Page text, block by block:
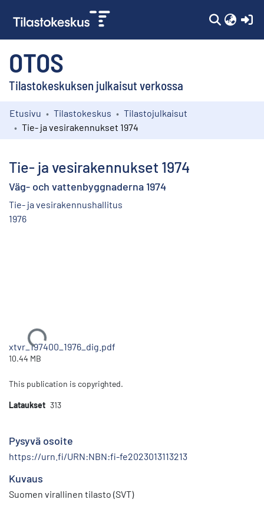
OTOS
Tilastokeskuksen julkaisut verkossa
Kokoelmat
Etusivu Tilastokeskus
Tilastojulkaisut
Tie- ja vesirakennukset 1974
Tie- ja vesirakennukset 1974
Väg- och vattenbyggnaderna 1974
Tie- ja vesirakennushallitus
1976
Ladataan...
xtvr_197400_1976_dig.pdf
10.44 MB
This publication is copyrighted.
Lataukset 313
Pysyvä osoite
https://urn.fi/URN:NBN:fi-fe2023013113213
Kuvaus
Suomen virallinen tilasto (SVT)